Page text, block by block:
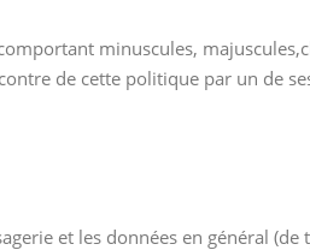
minuscules,
de cette politique par un de
et les données en général (de